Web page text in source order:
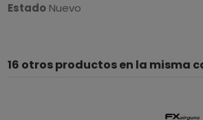
Estado Nuevo
16 otros productos en la misma